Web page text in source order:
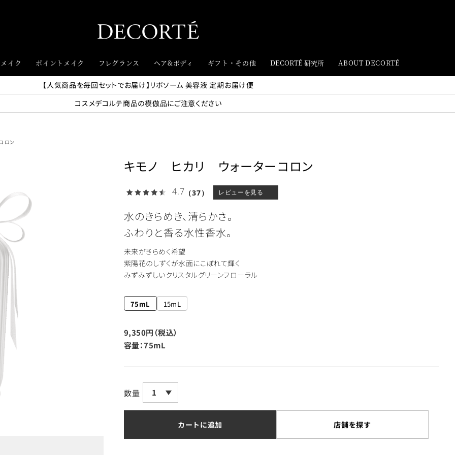
イク ポイントメイク フレグランス ヘア&ボディ ギフト・その他 DECORTÉ 研究所 ABOUT DECORTÉ
【人気商品を毎回セットでお届け】リポソーム 美容液 定期お届け便
コスメデコルテ商品の模倣品にご注意ください
ロン
キモノ ヒカリ ウォーターコロン
4.7 （37） レビューを見る
水のきらめき、清らかさ。
ふわりと香る水性香水。
未来がきらめく希望
紫陽花のしずくが水面にこぼれて輝く
みずみずしいクリスタルグリーンフローラル
75mL 15mL
9,350円（税込）
容量：75mL
数量 1
カートに追加 店舗を探す